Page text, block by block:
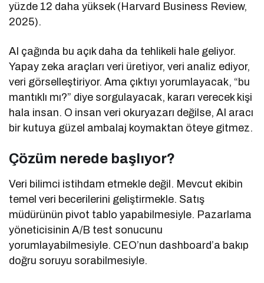
yüzde 12 daha yüksek (Harvard Business Review,
2025).
AI çağında bu açık daha da tehlikeli hale geliyor.
Yapay zeka araçları veri üretiyor, veri analiz ediyor,
veri görselleştiriyor. Ama çıktıyı yorumlayacak, “bu
mantıklı mı?” diye sorgulayacak, kararı verecek kişi
hala insan. O insan veri okuryazarı değilse, AI aracı
bir kutuya güzel ambalaj koymaktan öteye gitmez.
Çözüm nerede başlıyor?
Veri bilimci istihdam etmekle değil. Mevcut ekibin
temel veri becerilerini geliştirmekle. Satış
müdürünün pivot tablo yapabilmesiyle. Pazarlama
yöneticisinin A/B test sonucunu
yorumlayabilmesiyle. CEO’nun dashboard’a bakıp
doğru soruyu sorabilmesiyle.